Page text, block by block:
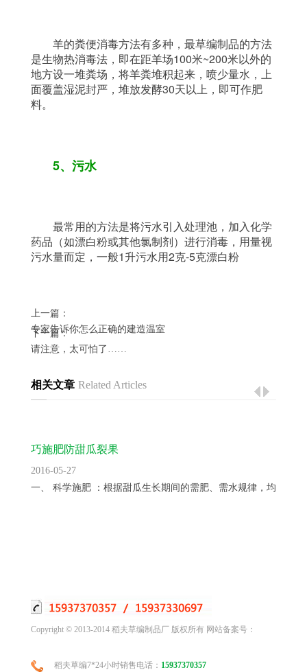
是生物热消毒法，即在距羊场100米~200米以外的
地方设一堆粪场，将羊粪堆积起来，喷少量水，上
面覆盖湿泥封严，堆放发酵30天以上，即可作肥
料。
5、污水
药品（如漂白粉或其他氯制剂）进行消毒，用量视
污水量而定，一般1升污水用2克-5克漂白粉
上一篇：
专家告诉你怎么正确的建造温室
下一篇：
请注意，太可怕了……
相关文章 Related Articles
巧施肥防甜瓜裂果
2016-05-27
一、 科学施肥 ：根据甜瓜生长期间的需肥、需水规律，均衡供...
Copyright © 2013-2014 稻夫草编制品厂 版权所有 网站备案号：
稻夫草编7*24小时销售电话： 15937370357